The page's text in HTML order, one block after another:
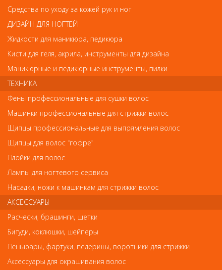
Отзывы
Ваш отзыв станет первым
Напишите свой отзыв
Комментарий
Имя
Код
Обратите внимание
Внешний вид товара «iDetangle Щетка гибкая продувная для
густых волос» может отличаться от фотографий на сайте.
Средства по уходу за кожей рук и ног
ДИЗАЙН ДЛЯ НОГТЕЙ
Жидкости для маникюра, педикюра
Кисти для геля, акрила, инструменты для дизайна
Маникюрные и педикюрные инструменты, пилки
ТЕХНИКА
Фены профессиональные для сушки волос
Машинки профессиональные для стрижки волос
Щипцы профессиональные для выпрямления волос
Щипцы для волос "гофре"
Плойки для волос
Лампы для ногтевого сервиса
Насадки, ножи к машинкам для стрижки волос
АКСЕССУАРЫ
Расчески, брашинги, щетки
Бигуди, коклюшки, шейперы
Пеньюары, фартуки, пелерины, воротники для стрижки
Аксессуары для окрашивания волос